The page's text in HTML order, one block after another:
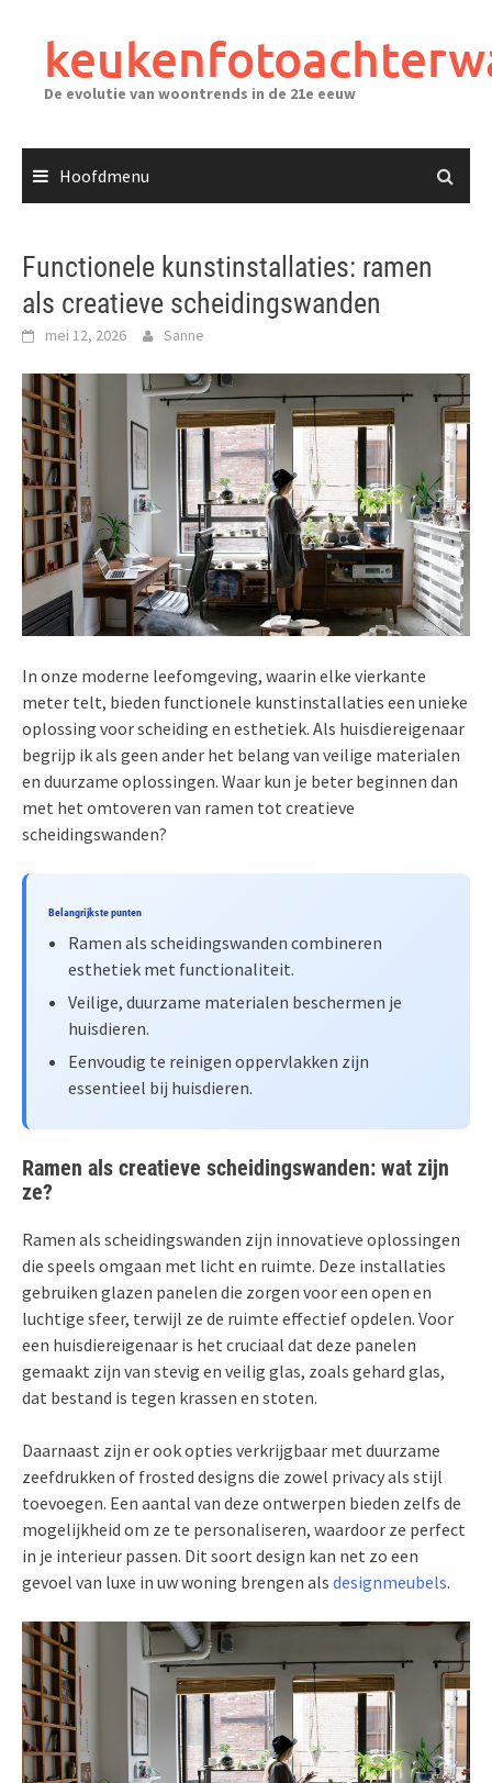
inhoudDe evolutie van woontrends in de 21e eeuw
Hoofdmenu
Functionele kunstinstallaties: ramen
als creatieve scheidingswanden
mei 12, 2026 Sanne
In onze moderne leefomgeving, waarin elke vierkante
meter telt, bieden functionele kunstinstallaties een unieke
oplossing voor scheiding en esthetiek. Als huisdiereigenaar
begrijp ik als geen ander het belang van veilige materialen
en duurzame oplossingen. Waar kun je beter beginnen dan
met het omtoveren van ramen tot creatieve
scheidingswanden?
Belangrijkste punten
Ramen als scheidingswanden combineren
esthetiek met functionaliteit.
Veilige, duurzame materialen beschermen je
huisdieren.
Eenvoudig te reinigen oppervlakken zijn
essentieel bij huisdieren.
Ramen als creatieve scheidingswanden: wat zijn
ze?
Ramen als scheidingswanden zijn innovatieve oplossingen
die speels omgaan met licht en ruimte. Deze installaties
gebruiken glazen panelen die zorgen voor een open en
luchtige sfeer, terwijl ze de ruimte effectief opdelen. Voor
een huisdiereigenaar is het cruciaal dat deze panelen
gemaakt zijn van stevig en veilig glas, zoals gehard glas,
dat bestand is tegen krassen en stoten.
Daarnaast zijn er ook opties verkrijgbaar met duurzame
zeefdrukken of frosted designs die zowel privacy als stijl
toevoegen. Een aantal van deze ontwerpen bieden zelfs de
mogelijkheid om ze te personaliseren, waardoor ze perfect
in je interieur passen. Dit soort design kan net zo een
gevoel van luxe in uw woning brengen als designmeubels.